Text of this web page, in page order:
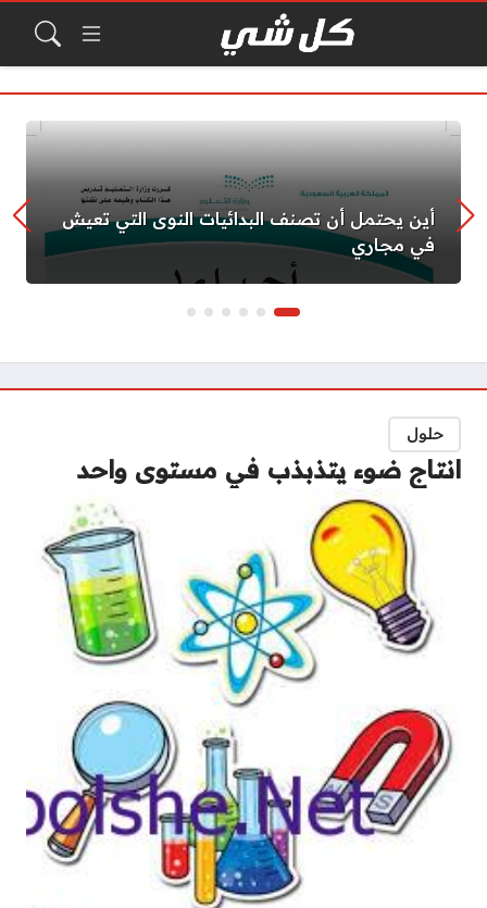
أين يحتمل أن تصنف البدائيات النوى التي تعيش
في مجاري
حلول
انتاج ضوء يتذبذب في مستوى واحد